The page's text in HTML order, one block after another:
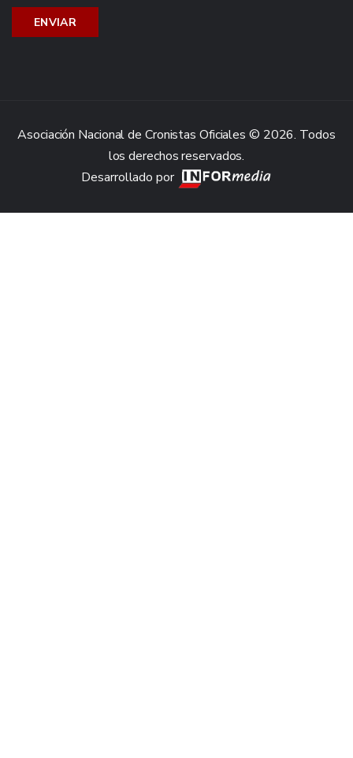
Asociación Nacional de Cronistas Oficiales © 2026. Todos
los derechos reservados.
Desarrollado por